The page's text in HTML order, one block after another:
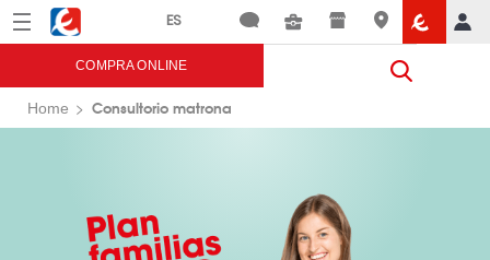
Menú Eroski
COMPRA ONLINE
Home Consultorio matrona